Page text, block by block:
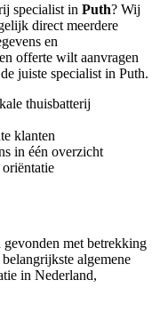
specialist in Puth? Wij
direct meerdere
en
offerte wilt aanvragen
juiste specialist in Puth.
thuisbatterij
klanten
in één overzicht
met betrekking
algemene
in Nederland,